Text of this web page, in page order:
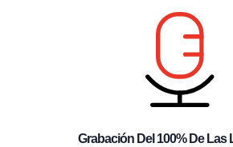
Grabación Del 100% De Las